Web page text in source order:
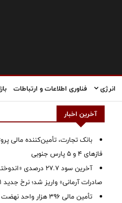
انرژی فناوری اطلاعات و ارتباطات
آخرین اخبار
بانک تجارت، تأمین‌کننده مالی
فازهای ۴ و ۵ پارس جنوبی
آخرین سود ۲۷.۷ درصدی
صادرات آرمانی» واریز شد؛ نرخ جدید ۲۹.۱ درصد
تأمین مالی ۳۹۶ هزار